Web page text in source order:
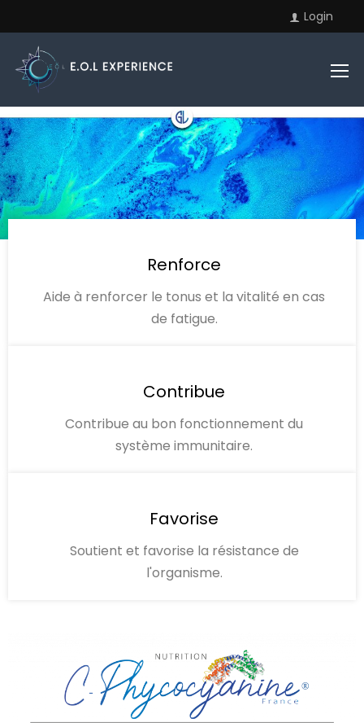
Login
Renforce
Aide à renforcer le tonus et la vitalité en cas
de fatigue.
Contribue
Contribue au bon fonctionnement du
système immunitaire.
Favorise
Soutient et favorise la résistance de
l'organisme.